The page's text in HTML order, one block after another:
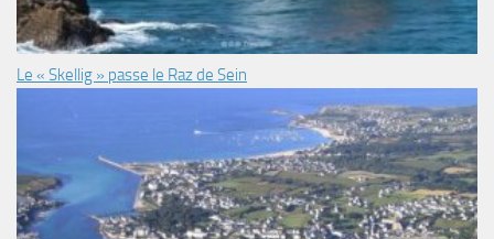
Le « Skellig » passe le Raz de Sein